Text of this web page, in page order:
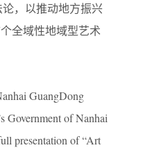
，以推动地方振兴
全域性地域型艺术
GuangDong
Government of Nanhai
presentation of “Art